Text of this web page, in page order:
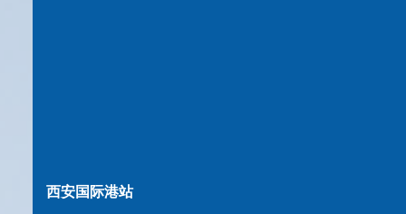
西安国际港站